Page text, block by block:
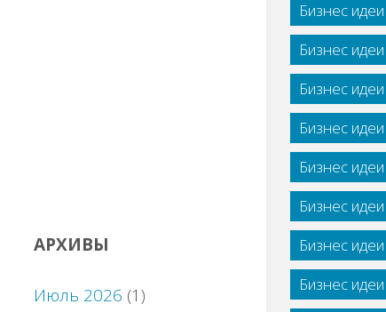
Бизнес
Бизнес
Бизнес
Бизнес
Бизнес
Бизнес
Бизнес
Бизнес
АРХИВЫ
Июль 2026 (1)